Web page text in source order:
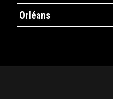
Orléans